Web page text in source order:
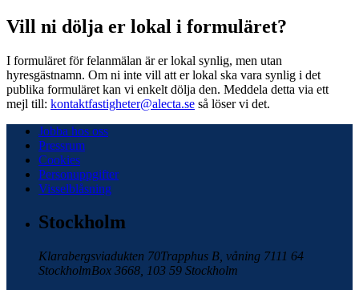
Vill ni dölja er lokal i formuläret?
I formuläret för felanmälan är er lokal synlig, men utan
hyresgästnamn. Om ni inte vill att er lokal ska vara synlig i det
publika formuläret kan vi enkelt dölja den. Meddela detta via ett
mejl till: kontaktfastigheter@alecta.se så löser vi det.
Jobba hos oss
Pressrum
Cookies
Personuppgifter
Visselblåsning
Stockholm
Klarabergsviadukten 70Trapphus B, våning 7111 64
StockholmBox 3668, 103 59 Stockholm